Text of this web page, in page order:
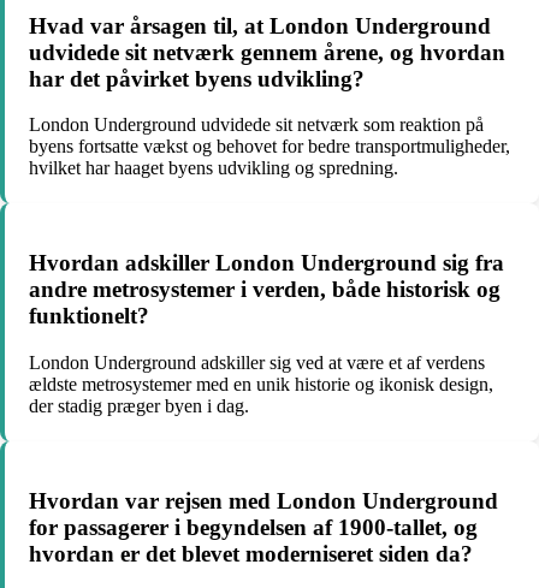
Hvad var årsagen til, at London Underground
udvidede sit netværk gennem årene, og hvordan
har det påvirket byens udvikling?
London Underground udvidede sit netværk som reaktion på
byens fortsatte vækst og behovet for bedre transportmuligheder,
hvilket har haaget byens udvikling og spredning.
Hvordan adskiller London Underground sig fra
andre metrosystemer i verden, både historisk og
funktionelt?
London Underground adskiller sig ved at være et af verdens
ældste metrosystemer med en unik historie og ikonisk design,
der stadig præger byen i dag.
Hvordan var rejsen med London Underground
for passagerer i begyndelsen af 1900-tallet, og
hvordan er det blevet moderniseret siden da?